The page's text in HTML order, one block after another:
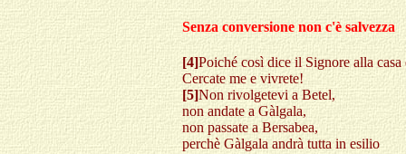
Senza conversione non c'è salvezza
[4]Poiché così dice il Signore alla casa
Cercate me e vivrete!
[5]Non rivolgetevi a Betel,
non andate a Gàlgala,
non passate a Bersabea,
perchè Gàlgala andrà tutta in esilio